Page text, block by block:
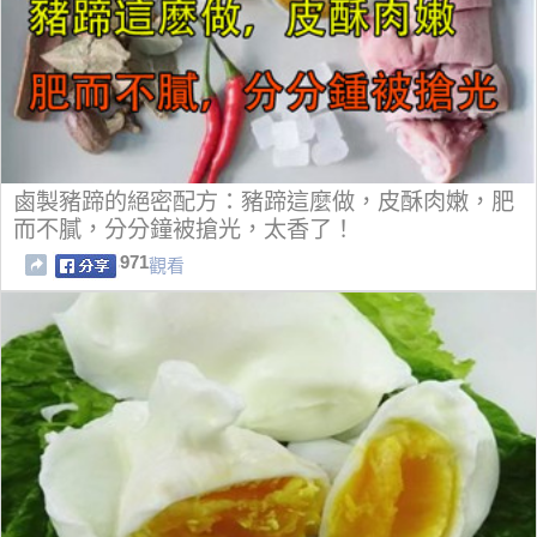
鹵製豬蹄的絕密配方：豬蹄這麼做，皮酥肉嫩，肥
而不膩，分分鐘被搶光，太香了！
971觀看